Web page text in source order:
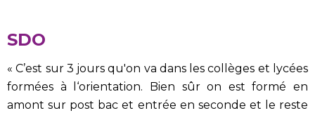
SDO
« C’est sur 3 jours qu'on va dans les collèges et lycées
formées à l‘orientation. Bien sûr on est formé en
amont sur post bac et entrée en seconde et le reste